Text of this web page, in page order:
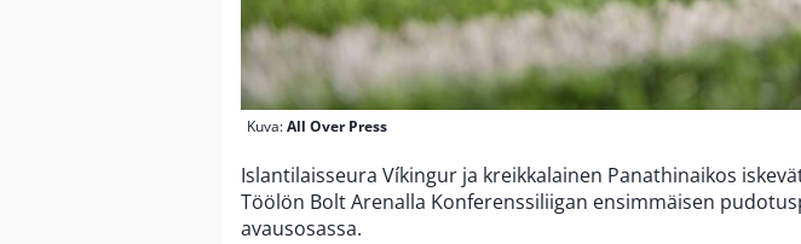
Kuva:All Over Press
Islantilaisseura Víkingur ja kreikkalainen Panathinaikos
Töölön Bolt Arenalla Konferenssiliigan ensimmäisen
avausosassa.